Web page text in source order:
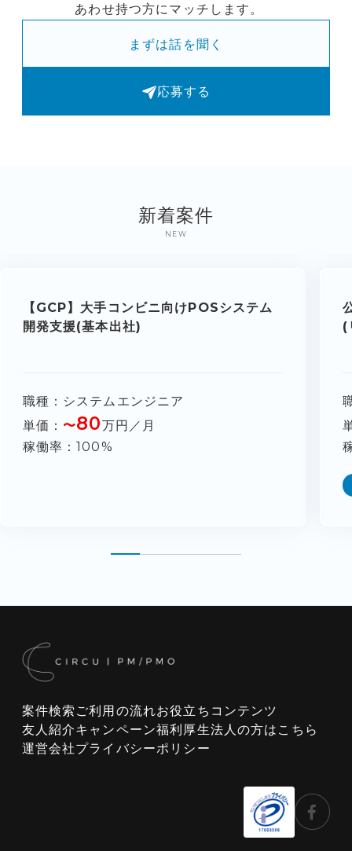
あわせ持つ方にマッチします。
まずは話を聞く
応募する
新着案件
NEW
【GCP】大手コンビニ向けPOSシステム
開発支援(基本出社)
職種
システムエンジニア
単価
〜80万円／月
稼働率
100%
(
案件検索 ご利用の流れお役立ちコンテンツ
友人紹介キャンペーン福利厚生法人の方はこちら
運営会社プライバシーポリシー